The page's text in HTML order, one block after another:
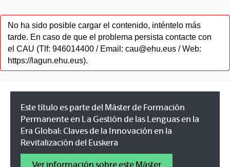
No ha sido posible cargar el contenido, inténtelo más
tarde. En caso de que el problema persista contacte con
el CAU (Tlf: 946014400 / Email: cau@ehu.eus / Web:
https://lagun.ehu.eus).
Este título es parte del Máster de Formación
Permanente en La Gestión de las Lenguas en la
Era Global: Claves de la Innovación en la
Revitalización del Euskera
Ver información sobre este Máster